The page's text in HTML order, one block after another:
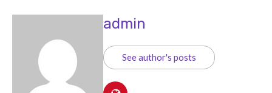
admin
See author's posts